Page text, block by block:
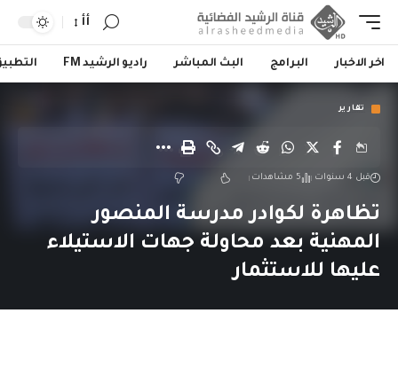
أأ
اخر الاخبار البرامج البث المباشر راديو الرشيد FM
تقارير
قبل 4 سنوات 5 مشاهدات
تظاهرة لكوادر مدرسة المنصور
المهنية بعد محاولة جهات الاستيلاء
عليها للاستثمار